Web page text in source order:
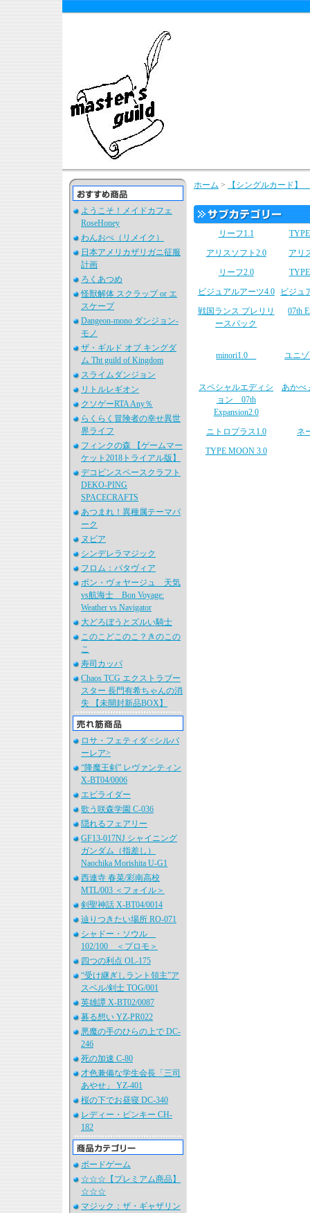
ようこそ！メイドカフェ
RoseHoney
わんおぺ（リメイク）
日本アメリカザリガニ征服
計画
ろくあつめ
怪獣解体 スクラップ or エ
スケープ
Dangeon-mono ダンジョン-
モノ
ザ・ギルド オブ キングダ
ム Tht guild of Kingdom
スライムダンジョン
リトルレギオン
クソゲーRTA Any％
らくらく冒険者の幸せ異世
界ライフ
フィンクの森 【ゲームマー
ケット2018トライアル版】
デコピンスペースクラフト
DEKO-PING
SPACECRAFTS
あつまれ！異種属テーマパ
ーク
ヌビア
シンデレラマジック
フロム：バタヴィア
ボン・ヴォヤージュ 天気
vs航海士 Bon Voyage:
Weather vs Navigator
大どろぼうとズルい騎士
このこどこのこ？きのこの
こ
寿司カッパ
Chaos TCG エクストラブー
スター 長門有希ちゃんの消
失 【未開封新品BOX】
ロサ・フェティダ <シルバ
ーレア>
“降魔王剣” レヴァンティン
X-BT04/0006
エビライダー
歌う咲森学園 C-036
隠れるフェアリー
GF13-017NJ シャイニング
ガンダム（指差し）
Naochika Morishita U-G1
西連寺 春菜/彩南高校
MTL/003 ＜フォイル＞
剣聖神話 X-BT04/0014
辿りつきたい場所 RO-071
シャドー・ソウル
102/100 ＜プロモ＞
四つの利点 OL-175
“受け継ぎしラント領主”ア
スベル/剣士 TOG/001
英雄譚 X-BT02/0087
募る想い YZ-PR022
悪魔の手のひらの上で DC-
246
死の加速 C-80
才色兼備な学生会長「三司
あやせ」 YZ-401
桜の下でお昼寝 DC-340
レディー・ピンキー CH-
182
ボードゲーム
☆☆☆【プレミアム商品】
☆☆☆
マジック：ザ・ギャザリン
ホーム > 【シングルカード】
リーフ1.1
アリスソフト2.0
アリ
リーフ2.0
ビジュアルアーツ4.0
ビジュ
戦国ランス プレリリ
ースパック
07th
minori1.0 ユニ
スペシャルエディシ
ョン 07th
Expansion2.0
あかべ
ニトロプラス1.0
ネ
TYPE MOON 3.0